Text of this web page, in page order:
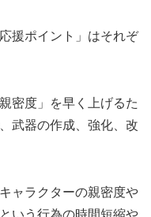
援ポイント」はそれぞ
密度」を早く上げるた
武器の作成、強化、改
ャラクターの親密度や
いう行為の時間短縮や